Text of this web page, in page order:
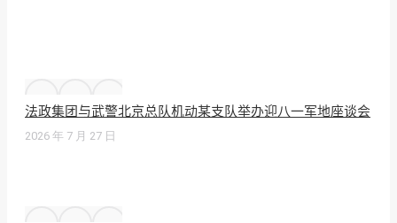
法政集团与武警北京总队机动某支队举办迎八一军地座谈会
2026 年 7 月 27 日